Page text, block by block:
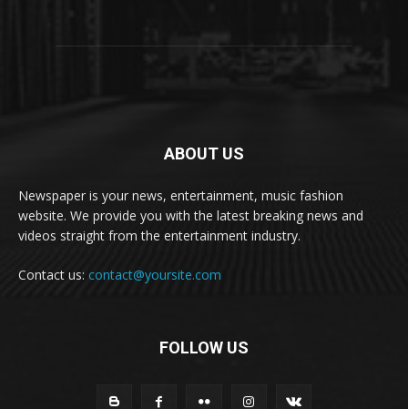
ABOUT US
Newspaper is your news, entertainment, music fashion
website. We provide you with the latest breaking news and
videos straight from the entertainment industry.
Contact us: contact@yoursite.com
FOLLOW US